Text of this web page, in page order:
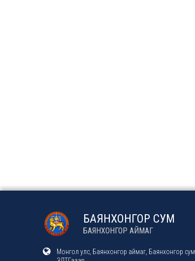
БАЯНХОНГОР СУМ
БАЯНХОНГОР АЙМАГ
Монгол улс, Баянхонгор аймаг, Баянхонгор сум,